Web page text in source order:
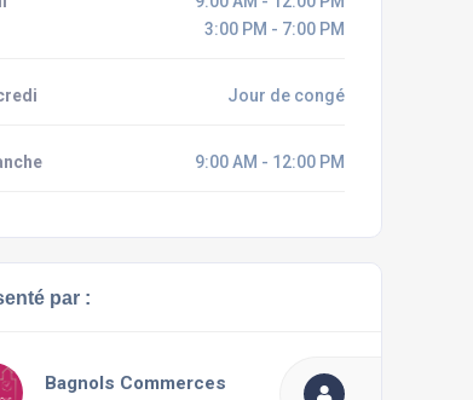
3:00 PM - 7:00 PM
Jour de congé
9:00 AM - 12:00 PM
par :
Bagnols Commerces